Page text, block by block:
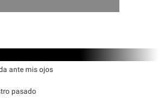
ante mis ojos
pasado